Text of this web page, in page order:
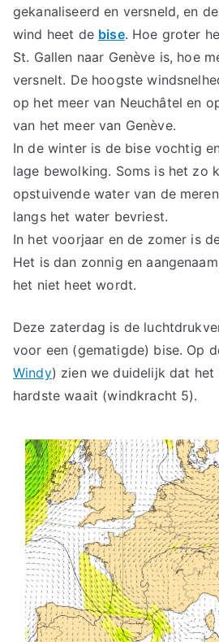
gekanaliseerd en versneld, en
wind heet de bise. Hoe groter
St. Gallen naar Genève is, hoe
versnelt. De hoogste
op het meer van Neuchâtel en
van het meer van Genève.
In de winter is de bise vochtig
lage bewolking. Soms is het zo
opstuivende water van de
langs het water bevriest.
In het voorjaar en de zomer is
Het is dan zonnig en
het niet heet wordt.
Deze zaterdag is de
voor een (gematigde) bise. Op
Windy) zien we duidelijk dat het
hardste waait (windkracht 5).